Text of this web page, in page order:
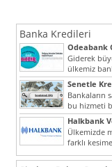
Banka Kredileri
Odeabank
KREDIM
Giderek
ülkemiz
bir giriş
Senetle
Bankaların
bu hizmeti
Halkbank
Ülkemizde
farklı
noktada